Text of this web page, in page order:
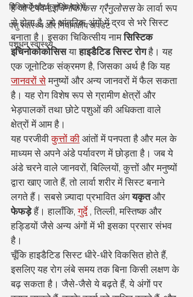
बिल्लियों और कुत्तों के बारे में
पशु स्वास्थ्य और नियामकीय अपडेट
पशुधन स्वास्थ्य
है जो टेपवर्म इचिनोकोकस ग्रैनुलोसस के लार्वा रूप
से होता है, जो आंतरिक अंगों में द्रव से भरे सिस्ट
बनाता है। इसका चिकित्सीय नाम सिस्टिक
इचिनोकोकोसिस या हाइडैटिड सिस्ट रोग है। यह
एक जूनोटिक संक्रमण है, जिसका अर्थ है कि यह
जानवरों से मनुष्यों और अन्य जानवरों में फैल सकता
है। यह रोग विशेष रूप से ग्रामीण क्षेत्रों और
भेड़पालकों तथा छोटे पशुओं की अधिकता वाले
क्षेत्रों में आम है।
यह परजीवी कुत्तों की आंतों में पनपता है और मल के
माध्यम से अपने अंडे पर्यावरण में छोड़ता है। जब ये
अंडे चरने वाले जानवरों, बिल्लियों, कुत्तों और मनुष्यों
द्वारा खाए जाते हैं, तो लार्वा शरीर में सिस्ट बनाने
लगते हैं। सबसे ज़्यादा प्रभावित अंग यकृत और
फेफड़े हैं। हालाँकि, गुर्दे , तिल्ली, मस्तिष्क और
हड्डियों जैसे अन्य अंगों में भी इसका प्रसार संभव
है।
चूँकि हाइडैटिड सिस्ट धीरे-धीरे विकसित होते हैं,
इसलिए यह रोग लंबे समय तक बिना किसी लक्षण के
बढ़ सकता है। जैसे-जैसे ये बढ़ते हैं, ये अंगों पर